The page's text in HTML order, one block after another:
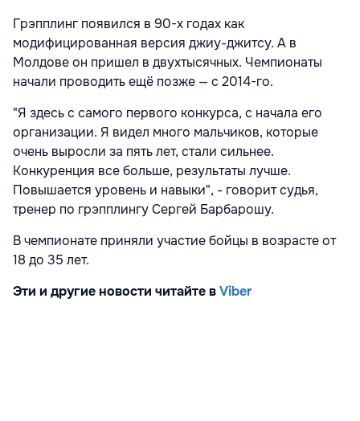
Грэпплинг появился в 90-х годах как
модифицированная версия джиу-джитсу. А в
Молдове он пришел в двухтысячных. Чемпионаты
начали проводить ещё позже — с 2014-го.
"Я здесь с самого первого конкурса, с начала его
организации. Я видел много мальчиков, которые
очень выросли за пять лет, стали сильнее.
Конкуренция все больше, результаты лучше.
Повышается уровень и навыки", - говорит судья,
тренер по грэпплингу Сергей Барбарошу.
В чемпионате приняли участие бойцы в возрасте от
18 до 35 лет.
Эти и другие новости читайте вViber